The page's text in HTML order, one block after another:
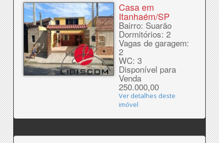
Casa em
Itanhaém/SP
Bairro: Suarão
Dormitórios: 2
Vagas de garagem:
2
WC: 3
Disponível para
Venda
250.000,00
Ver detalhes deste
imóvel